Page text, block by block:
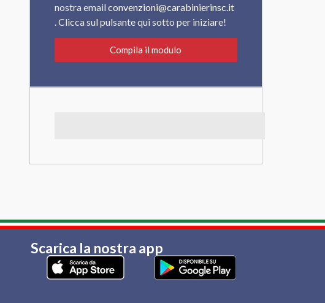
nostra emailconvenzioni@carabinierinsc.it
. Clicca sul pulsante qui sotto per iniziare!
Compila il modulo
Scarica la nostra app